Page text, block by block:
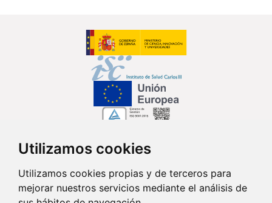
Utilizamos cookies
Utilizamos cookies propias y de terceros para
mejorar nuestros servicios mediante el análisis de
Síguenos en...
Contacto